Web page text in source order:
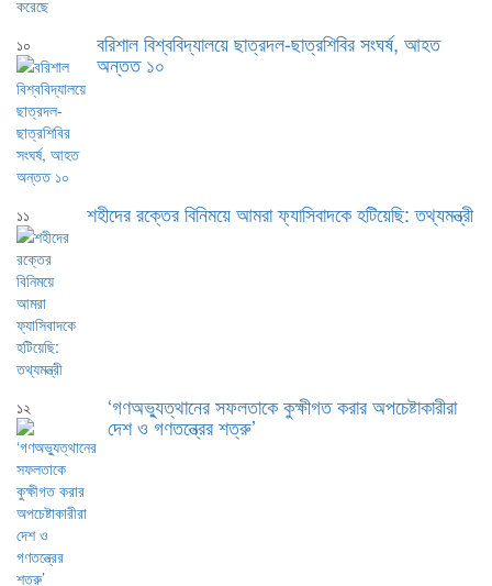
১০ বরিশাল বিশ্ববিদ্যালয়ে ছাত্রদল-ছাত্রশিবির সংঘর্ষ, আহত
অন্তত ১০
১১ শহীদের রক্তের বিনিময়ে আমরা ফ্যাসিবাদকে হটিয়েছি: তথ্যমন্ত্রী
১২ ‘গণঅভ্যুত্থানের সফলতাকে কুক্ষীগত করার অপচেষ্টাকারীরা
দেশ ও গণতন্ত্রের শত্রু’